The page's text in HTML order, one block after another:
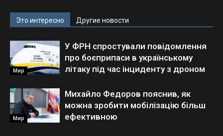
Это интересно Другие новости
Мир
У ФРН спростували повідомлення
про боєприпаси в українському
літаку під час інциденту з дроном
Мир
Михайло Федоров пояснив, як
можна зробити мобілізацію більш
ефективною